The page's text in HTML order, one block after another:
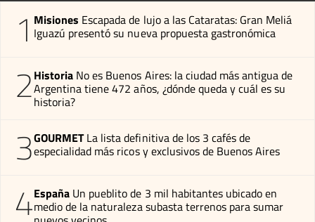
1 Misiones Escapada de lujo a las Cataratas: Gran Meliá
Iguazú presentó su nueva propuesta gastronómica
2Historia No es Buenos Aires: la ciudad más antigua de
Argentina tiene 472 años, ¿dónde queda y cuál es su
historia?
3GOURMET La lista definitiva de los 3 cafés de
especialidad más ricos y exclusivos de Buenos Aires
4España Un pueblito de 3 mil habitantes ubicado en
medio de la naturaleza subasta terrenos para sumar